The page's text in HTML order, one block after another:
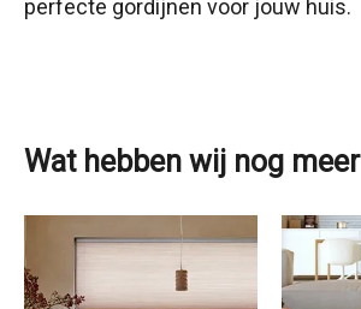
perfecte gordijnen voor jouw huis.
Wat hebben wij nog meer